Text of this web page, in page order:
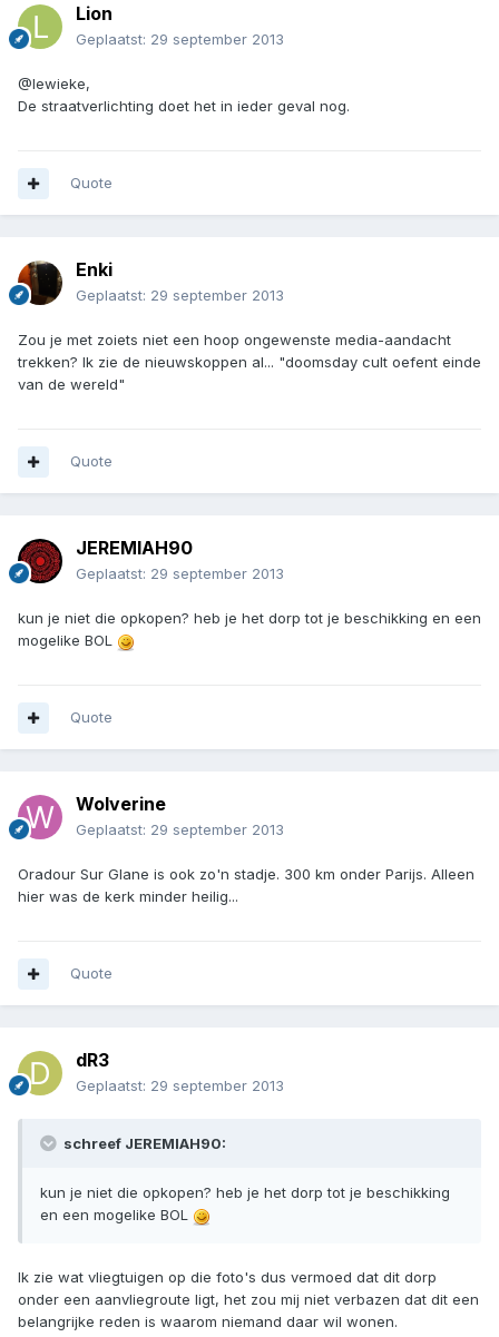
Lion
Geplaatst: 29 september 2013
@Iewieke,
De straatverlichting doet het in ieder geval nog.
Quote
Enki
Geplaatst: 29 september 2013
Zou je met zoiets niet een hoop ongewenste media-aandacht
trekken? Ik zie de nieuwskoppen al... "doomsday cult oefent einde
van de wereld"
Quote
JEREMIAH90
Geplaatst: 29 september 2013
kun je niet die opkopen? heb je het dorp tot je beschikking en een
mogelike BOL
Quote
Wolverine
Geplaatst: 29 september 2013
Oradour Sur Glane is ook zo'n stadje. 300 km onder Parijs. Alleen
hier was de kerk minder heilig...
Quote
dR3
Geplaatst: 29 september 2013
schreef JEREMIAH90:
kun je niet die opkopen? heb je het dorp tot je beschikking
en een mogelike BOL
Ik zie wat vliegtuigen op die foto's dus vermoed dat dit dorp
onder een aanvliegroute ligt, het zou mij niet verbazen dat dit een
belangrijke reden is waarom niemand daar wil wonen.